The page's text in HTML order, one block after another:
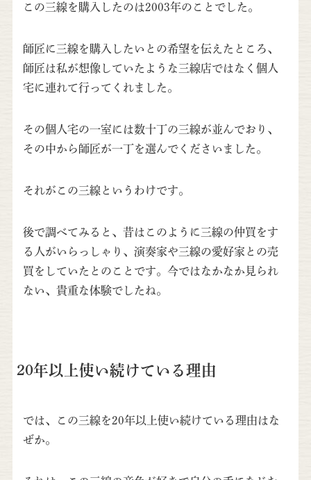
この三線を購入したのは2003年のことでした。
師匠に三線を購入したいとの希望を伝えたところ、
師匠は私が想像していたような三線店ではなく個人
宅に連れて行ってくれました。
その個人宅の一室には数十丁の三線が並んでおり、
その中から師匠が一丁を選んでくださいました。
それがこの三線というわけです。
後で調べてみると、昔はこのように三線の仲買をす
る人がいらっしゃり、演奏家や三線の愛好家との売
買をしていたとのことです。今ではなかなか見られ
ない、貴重な体験でしたね。
20年以上使い続けている理由
では、この三線を20年以上使い続けている理由はな
ぜか。